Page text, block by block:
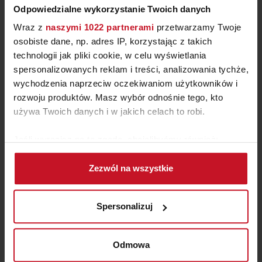
Odpowiedzialne wykorzystanie Twoich danych
Wraz z naszymi 1022 partnerami przetwarzamy Twoje
osobiste dane, np. adres IP, korzystając z takich
technologii jak pliki cookie, w celu wyświetlania
spersonalizowanych reklam i treści, analizowania tychże,
wychodzenia naprzeciw oczekiwaniom użytkowników i
rozwoju produktów. Masz wybór odnośnie tego, kto
używa Twoich danych i w jakich celach to robi.
Gromadzić dane dotyczące Twojej lokalizacji
geograficznej z dokładnością nawet do kilku metrów
Identyfikować Twoje urządzenie, aktywnie
(fingerprinting, czyli wirtualny odcisk palca)
Dowiedz się więcej odnośnie tego, jak Twoje osobiste
dane są przetwarzane oraz ustaw własne preferencje w
Zezwól na wszystkie
Spersonalizuj
Odmowa
FOTEL ROS Z FUNKCJĄ
BUJANIA XZ